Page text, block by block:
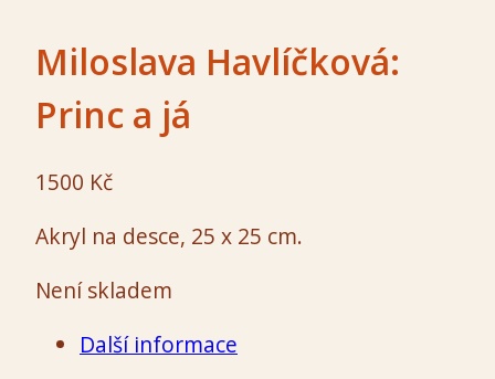
Miloslava Havlíčková:
Princ a já
1500 Kč
Akryl na desce, 25 x 25 cm.
Není skladem
Další informace